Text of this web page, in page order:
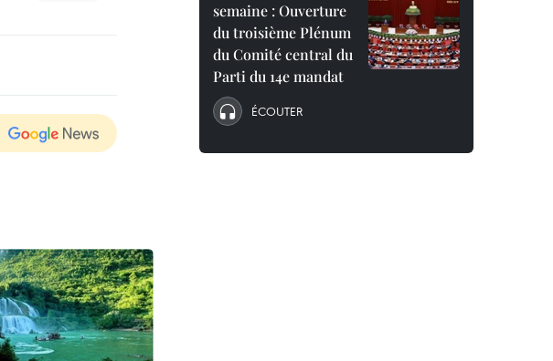
semaine : Ouverture
du troisième Plénum
du Comité central du
Parti du 14e mandat
ÉCOUTER